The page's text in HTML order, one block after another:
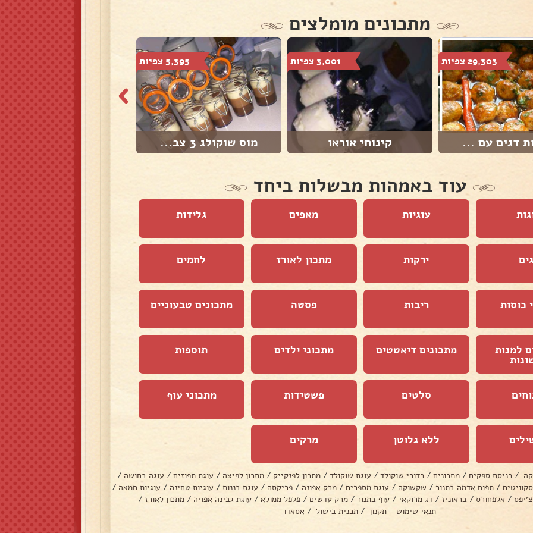
מתכונים מומלצים
29,303 צפיות
דגים עם ...
3,001 צפיות
קינוחי אוראו
5,395 צפיות
מוס שוקולג 3 צב...
עוד באמהות מבשלות ביחד
עוגיות מאפים גלידות
ירקות מתכון לאורז לחמים
כוסות ריבות פסטה מתכונים טבעוניים
למנות מתכונים דיאטטים מתכוני ילדים תוספות
סלטים פשטידות מתכוני עוף
ללא גלוטן מרקים
/ כניסת ספקים / מתכונים / כדורי שוקולד / עוגת שוקולד / מתכון לפנקייק / מתכון לפיצה / עוגת תפוזים / עוגה בחושה /
/ תפוח אדמה בתנור / שקשוקה / עוגת מספרים / מרק אפונה / פריקסה / עוגת בננות / עוגיות טחינה / עוגיות חמאה /
/ אלפחורס / בראוניז / דג מרוקאי / עוף בתנור / מרק עדשים / פלפל ממולא / עוגת גבינה אפויה / מתכון לאורז /
תנאי שימוש - תקנון / תכנית בישול / אסאדו